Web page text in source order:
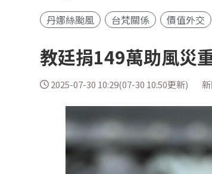
丹娜絲颱風
台梵關係 價值外交
教廷捐149萬助風災
2025-07-30 10:29(07-30 10:50更新)